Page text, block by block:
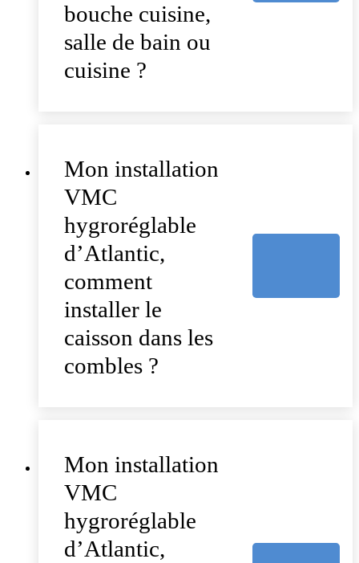
bouche cuisine,
salle de bain ou
cuisine ?
Mon installation
VMC
hygroréglable
d’Atlantic,
comment
installer le
caisson dans les
combles ?
Mon installation
VMC
hygroréglable
d’Atlantic,